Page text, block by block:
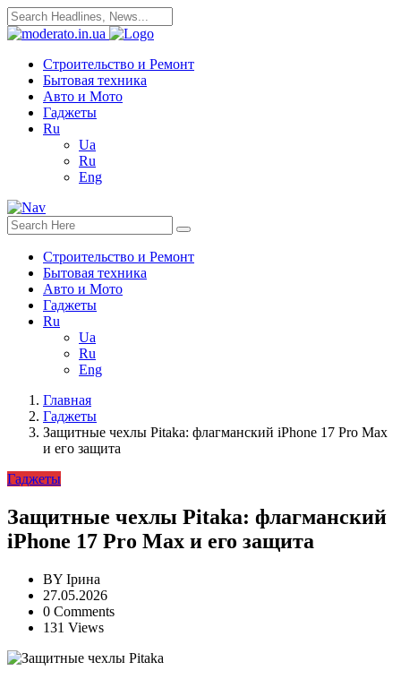
Строительство и Ремонт
Бытовая техника
Авто и Мото
Гаджеты
Ru
Ua
Ru
Eng
Строительство и Ремонт
Бытовая техника
Авто и Мото
Гаджеты
Ru
Ua
Ru
Eng
Главная
Гаджеты
Защитные чехлы Pitaka: флагманский iPhone 17 Pro Max
и его защита
Гаджеты
Защитные чехлы Pitaka: флагманский
iPhone 17 Pro Max и его защита
BY Ірина
27.05.2026
0 Comments
131 Views